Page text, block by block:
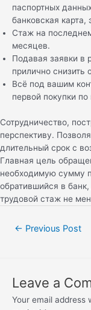
паспортных
банковская
Стаж на
месяцев.
Подавая заявки в
прилично снизить
Всё под вашим
первой покупки по
Сотрудничество,
перспективу.
длительный срок с
Главная цель
необходимую сумму
обратившийся в
трудовой стаж не
← Previous Post
Leave a
Your email address